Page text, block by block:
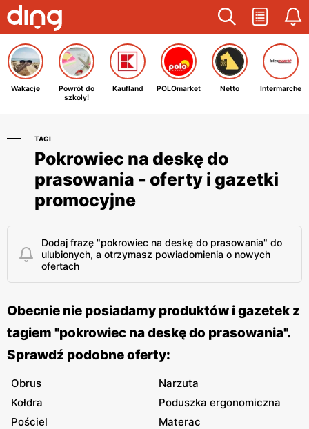
Wakacje
Powrót do
szkoły!
Kaufland POLOmarket Netto Intermarche
TAGI
Pokrowiec na deskę do
prasowania - oferty i gazetki
promocyjne
Dodaj frazę "pokrowiec na deskę do prasowania" do
ulubionych, a otrzymasz powiadomienia o nowych
ofertach
Obecnie nie posiadamy produktów i gazetek z
tagiem "pokrowiec na deskę do prasowania".
Sprawdź podobne oferty:
Obrus
Narzuta
Kołdra
Poduszka ergonomiczna
Pościel
Materac